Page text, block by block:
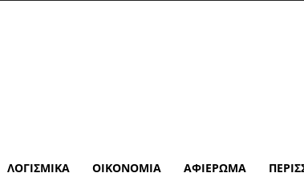
ΛΟΓΙΣΜΙΚΆ ΟΙΚΟΝΟΜΊΑ ΑΦΙΈΡΩΜΑ